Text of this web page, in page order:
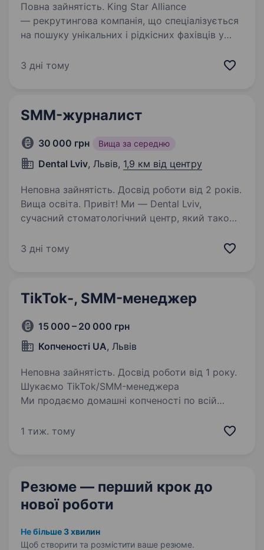
Повна зайнятість. King Star Alliance
— рекрутингова компанія, що спеціалізується
на пошуку унікальних і рідкісних фахівців у
тривалу, ефективну та плідну співпрацю між
3 дні тому
SMM-журналист
30 000 грн Вища за середню
Dental Lviv, Львів, 1,9 км від центру
Неповна зайнятість. Досвід роботи від 2 років.
Вища освіта. Привіт! Ми — Dental Lviv,
сучасний стоматологічний центр, який також
краси у Львові. Ми прагнемо не лише дбати
3 дні тому
TikTok-, SMM-менеджер
15 000 – 20 000 грн
Копченості UA, Львів
Неповна зайнятість. Досвід роботи від 1 року.
Шукаємо TikTok/SMM-менеджера
Ми продаємо домашні копченості по всій
і хоче розвивати наш акаунт. Що потрібно
1 тиж. тому
Резюме — перший крок до
нової роботи
Не більше 3 хвилин
Щоб створити та розмістити ваше резюме.